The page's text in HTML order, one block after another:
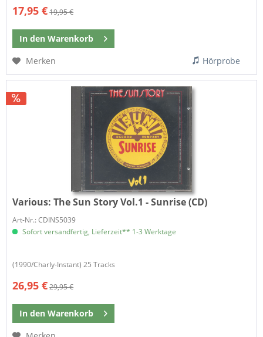
17,95 €19,95 €
In den Warenkorb
Merken
Hörprobe
Various:The Sun Story Vol.1 - Sunrise (CD)
Art-Nr.: CDINS5039
Sofort versandfertig, Lieferzeit** 1-3 Werktage
(1990/Charly-Instant) 25 Tracks
26,95 €29,95 €
In den Warenkorb